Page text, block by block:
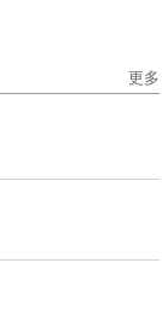
更多